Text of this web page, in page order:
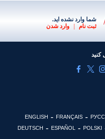
شما وارد نشده اید.
ثبت نام
وارد شدن
کنید
ENGLISH FRANÇAIS
DEUTSCH
ESPAÑOL POLSKI